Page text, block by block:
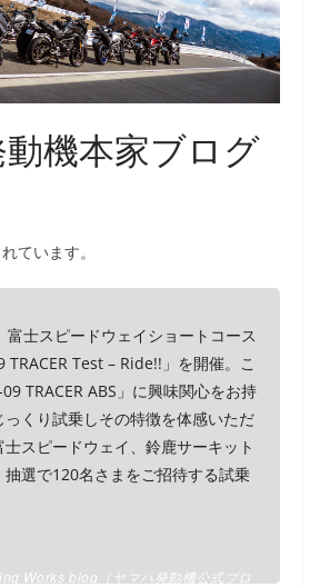
機本家ブログ
ています。
富士スピードウェイショートコース
TRACER Test – Ride!!」を開催。こ
TRACER ABS」に興味関心をお持
っくり試乗しその特徴を体感いただ
士スピードウェイ、鈴鹿サーキット
抽選で120名さまをご招待する試乗
Works blog（ヤマハ発動機公式ブロ